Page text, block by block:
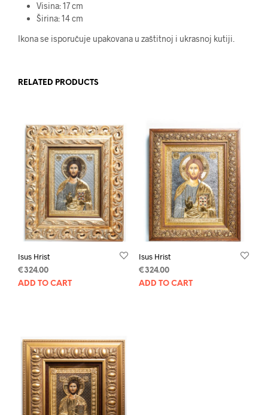
Visina: 17 cm
Širina: 14 cm
Ikona se isporučuje upakovana u zaštitnoj i ukrasnoj kutiji.
RELATED PRODUCTS
Isus Hrist
€324.00
ADD TO CART
Isus Hrist
€324.00
ADD TO CART